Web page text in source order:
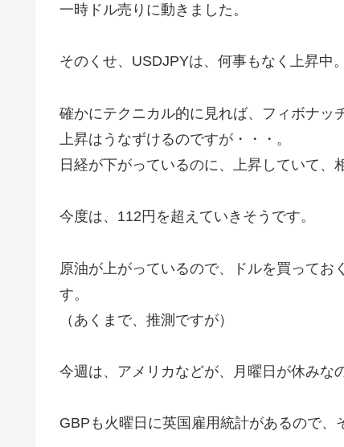
一時ドル売りに動きました。
そのくせ、USDJPYは、何事もなく上昇中。
確かにテクニカル的に見れば、フィボナッ
上昇はうなずけるのですが・・・。
日経が下がっているのに、上昇していて、
今度は、112円を超えていきそうです。
原油が上がっているので、ドルを買ってお
す。
（あくまで、推測ですが）
今週は、アメリカなどが、月曜日が休みな
GBPも火曜日に英国雇用統計があるので、